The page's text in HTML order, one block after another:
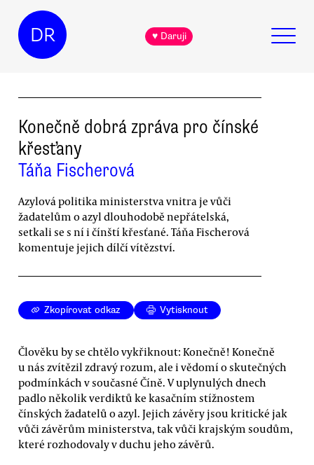
DR ♥ Daruji
Konečně dobrá zpráva pro čínské
křesťany
Táňa Fischerová
Azylová politika ministerstva vnitra je vůči
žadatelům o azyl dlouhodobě nepřátelská,
setkali se s ní i čínští křesťané. Táňa Fischerová
komentuje jejich dílčí vítězství.
Zkopírovat odkaz Vytisknout
Člověku by se chtělo vykřiknout: Konečně! Konečně
u nás zvítězil zdravý rozum, ale i vědomí o skutečných
podmínkách v současné Číně. V uplynulých dnech
padlo několik verdiktů ke kasačním stížnostem
čínských žadatelů o azyl. Jejich závěry jsou kritické jak
vůči závěrům ministerstva, tak vůči krajským soudům,
které rozhodovaly v duchu jeho závěrů.